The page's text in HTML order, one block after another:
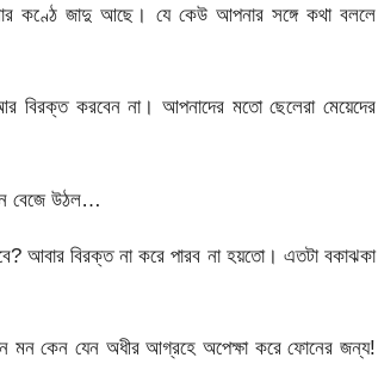
কণ্ঠে জাদু আছে। যে কেউ আপনার সঙ্গে কথা বললে
করবেন না। আপনাদের মতো ছেলেরা মেয়েদের
বেজে উঠল…
আবার বিরক্ত না করে পারব না হয়তো। এতটা বকাঝকা
মন কেন যেন অধীর আগ্রহে অপেক্ষা করে ফোনের জন্য!